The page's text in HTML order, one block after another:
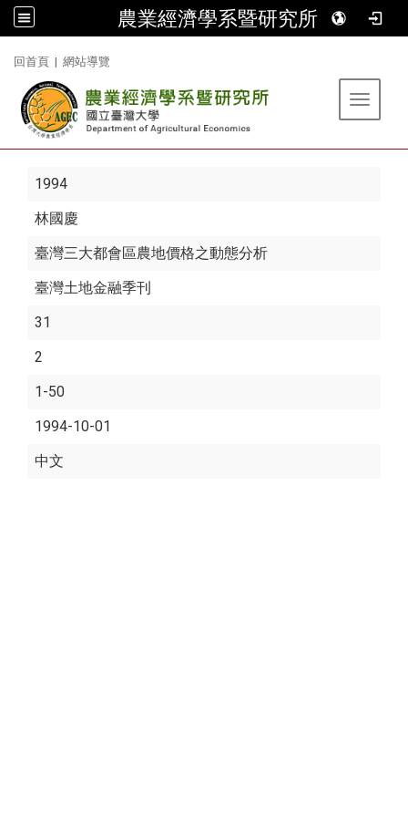
農業經濟學系暨研究所
回首頁 | 網站導覽
Toggle
1994
林國慶
臺灣三大都會區農地價格之動態分析
臺灣土地金融季刊
31
2
1-50
1994-10-01
中文